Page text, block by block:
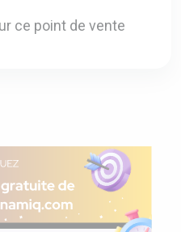
ce point de vente